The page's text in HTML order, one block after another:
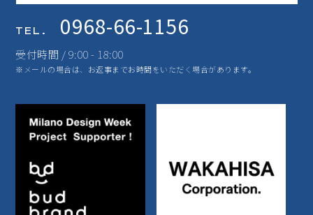
TEL. 0968-66-1156
受付時間 / 9:00 - 18:00
※メールの場合は、お返事までお時間をいただく場合があります。